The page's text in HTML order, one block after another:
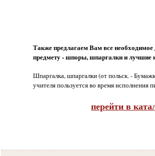
Также предлагаем Вам все
предмету - шпоры, шпаргалки и лучшие
Шпаргалка, шпаргалки (от польск. -
учителя пользуется во время исполнения
перейти в